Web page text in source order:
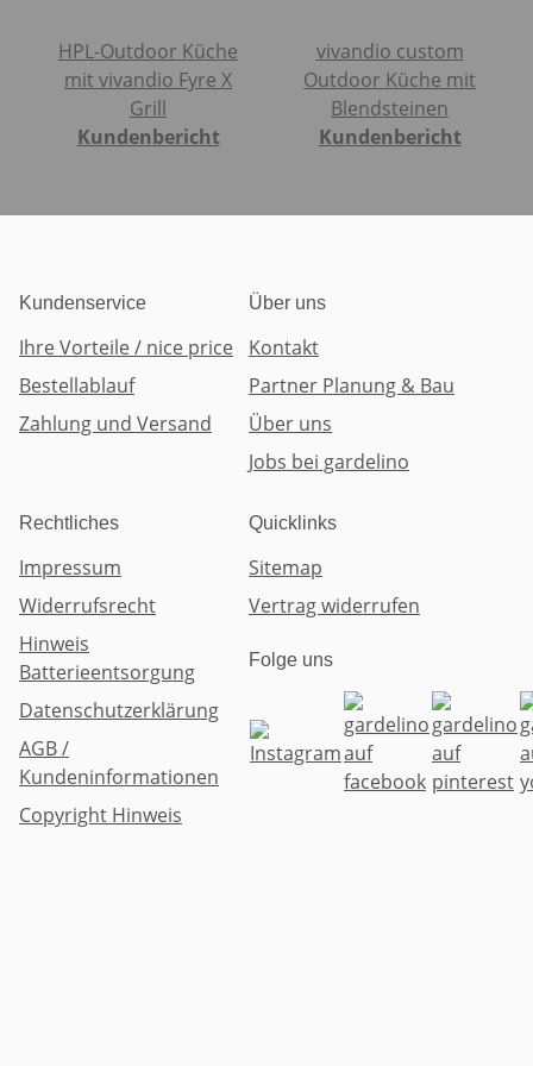
HPL-Outdoor Küche
mit vivandio Fyre X
Grill
Kundenbericht
vivandio custom
Outdoor Küche mit
Blendsteinen
Kundenbericht
Kundenservice
Ihre Vorteile / nice price
Bestellablauf
Zahlung und Versand
Über uns
Kontakt
Partner Planung & Bau
Über uns
Jobs bei gardelino
Rechtliches
Impressum
Widerrufsrecht
Hinweis
Batterieentsorgung
Datenschutzerklärung
AGB /
Kundeninformationen
Copyright Hinweis
Quicklinks
Sitemap
Vertrag widerrufen
Folge uns